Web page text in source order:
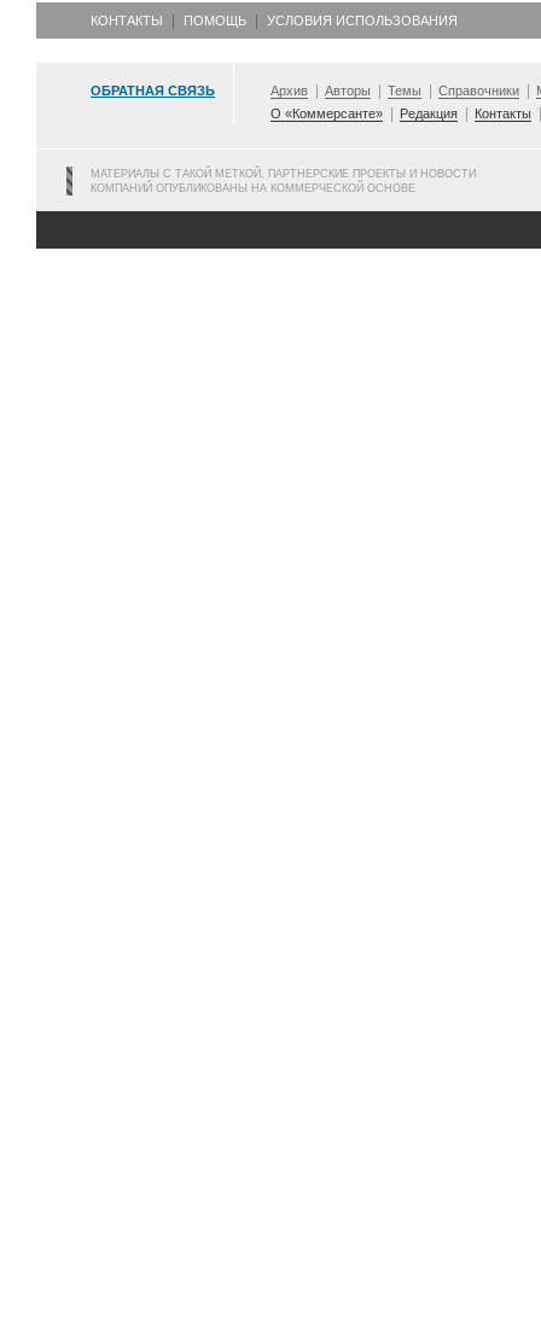
КОНТАКТЫ ПОМОЩЬ УСЛОВИЯ ИСПОЛЬЗОВАНИЯ
ОБРАТНАЯ СВЯЗЬ Архив Авторы Темы Справочники
О «Коммерсанте»
Редакция Контакты
МАТЕРИАЛЫ С ТАКОЙ МЕТКОЙ, ПАРТНЕРСКИЕ ПРОЕКТЫ И НОВОСТИ
КОМПАНИЙ ОПУБЛИКОВАНЫ НА КОММЕРЧЕСКОЙ ОСНОВЕ